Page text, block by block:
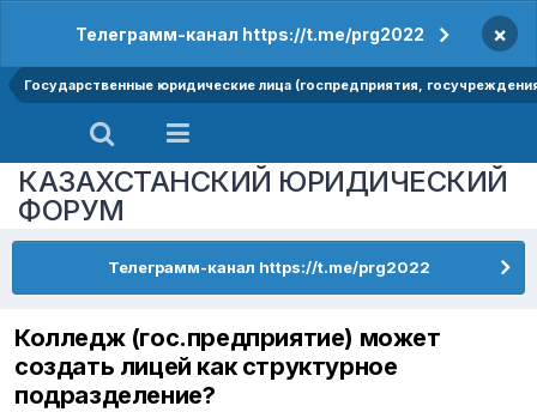
Телеграмм-канал https://t.me/prg2022 ×
Государственные юридические лица (госпредприятия,
КАЗАХСТАНСКИЙ ЮРИДИЧЕСКИЙ
ФОРУМ
Телеграмм-канал https://t.me/prg2022
Колледж (гос.предприятие) может
создать лицей как структурное
подразделение?